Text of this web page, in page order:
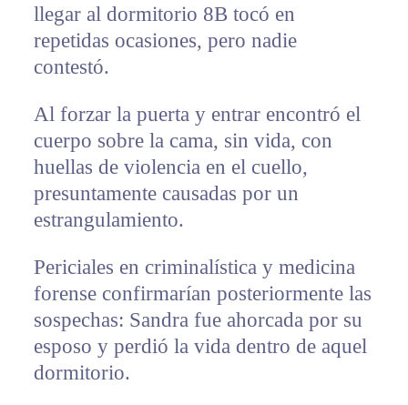
llegar al dormitorio 8B tocó en
repetidas ocasiones, pero nadie
contestó.
Al forzar la puerta y entrar encontró el
cuerpo sobre la cama, sin vida, con
huellas de violencia en el cuello,
presuntamente causadas por un
estrangulamiento.
Periciales en criminalística y medicina
forense confirmarían posteriormente las
sospechas: Sandra fue ahorcada por su
esposo y perdió la vida dentro de aquel
dormitorio.